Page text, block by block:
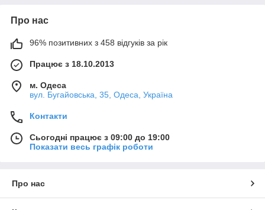
Про нас
96% позитивних з 458 відгуків за рік
Працює з 18.10.2013
м. Одеса
вул. Бугайовська, 35, Одеса, Україна
Контакти
Сьогодні працює з 09:00 до 19:00
Показати весь графік роботи
Про нас